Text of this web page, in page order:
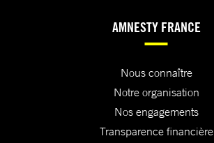
AMNESTY FRANCE
Nous connaître
Notre organisation
Nos engagements
Transparence financière